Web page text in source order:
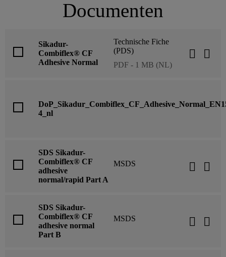
Documenten
Sikadur-
Combiflex® CF
Adhesive Normal
Technische Fiche
(PDS)
PDF - 1 MB (NL)
4_nl
SDS Sikadur-
Combiflex® CF
adhesive
normal/rapid Part A
MSDS
SDS Sikadur-
Combiflex® CF
adhesive normal
Part B
MSDS